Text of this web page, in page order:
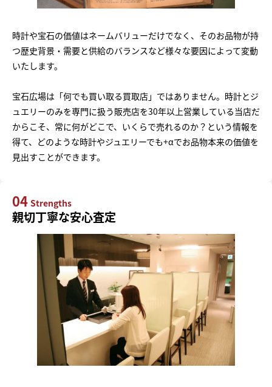
時計や宝石の価値はネームバリューだけでなく、そのお品物が持
つ歴史背景・需要と供給のバランスなど様々な要因によって変動
いたします。
宝石広場は「何でも買い取る買取店」ではありません。時計とジ
ュエリーのみを専門に扱う販売店を30年以上営業している当店だ
からこそ、常に何がどこで、いくらで売れるのか？という情報を
得て、どのような時計やジュエリーでも+αでお品物本来の価値を
見出すことができます。
04 Strengths
親切丁寧な安心査定